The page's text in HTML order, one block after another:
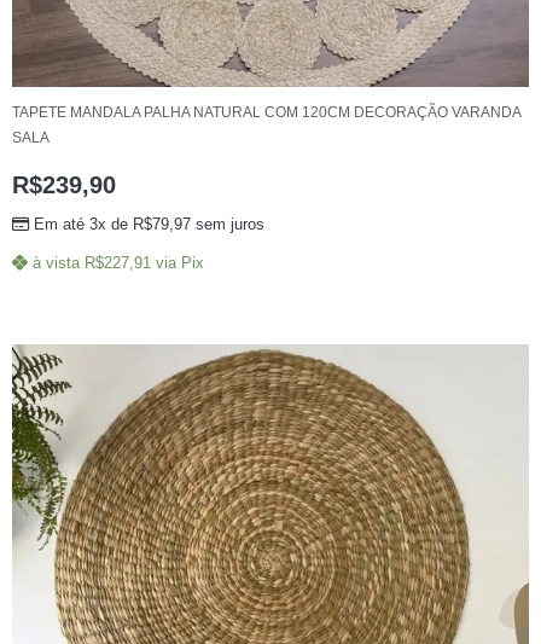
TAPETE MANDALA PALHA NATURAL COM 120CM DECORAÇÃO VARANDA
SALA
R$239,90
Em até 3x de R$79,97 sem juros
à vista R$227,91 via Pix